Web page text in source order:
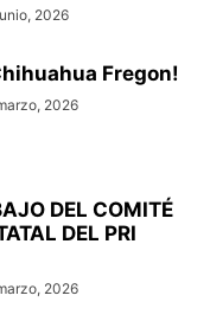
2026
Fregon!
2026
DEL COMITÉ
DEL PRI
2026